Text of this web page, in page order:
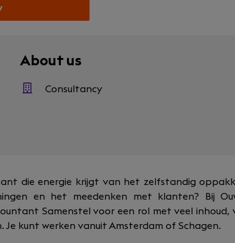
About us
Consultancy
die energie krijgt van het zelfstandig
en het meedenken met klanten? Bij
Samenstel voor een rol met veel inhoud,
Je kunt werken vanuit Amsterdam of Schagen.